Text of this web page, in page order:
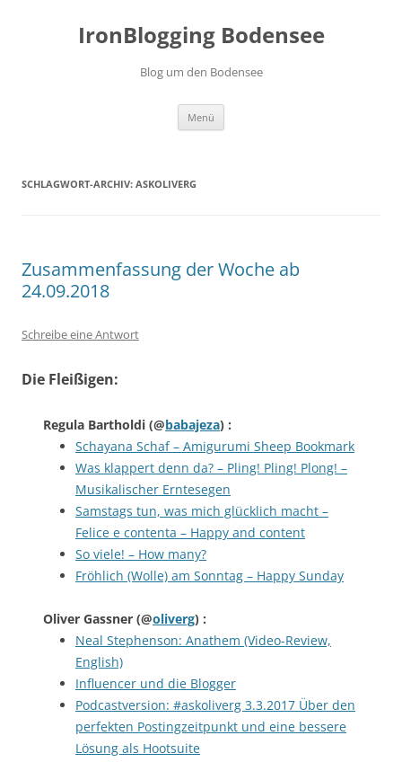
IronBlogging Bodensee
Blog um den Bodensee
Menü
SCHLAGWORT-ARCHIV: ASKOLIVERG
Zusammenfassung der Woche ab
24.09.2018
Schreibe eine Antwort
Die Fleißigen:
Regula Bartholdi (@babajeza) :
Schayana Schaf – Amigurumi Sheep Bookmark
Was klappert denn da? – Pling! Pling! Plong! –
Musikalischer Erntesegen
Samstags tun, was mich glücklich macht –
Felice e contenta – Happy and content
So viele! – How many?
Fröhlich (Wolle) am Sonntag – Happy Sunday
Oliver Gassner (@oliverg) :
Neal Stephenson: Anathem (Video-Review,
English)
Influencer und die Blogger
Podcastversion: #askoliverg 3.3.2017 Über den
perfekten Postingzeitpunkt und eine bessere
Lösung als Hootsuite